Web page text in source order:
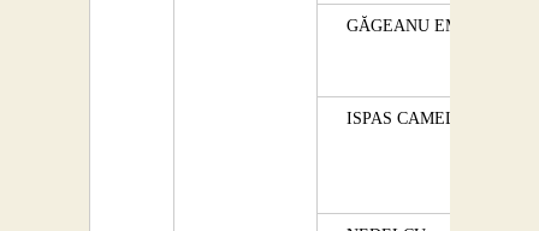
GĂGEANU EMIL
ISPAS CAMELIA